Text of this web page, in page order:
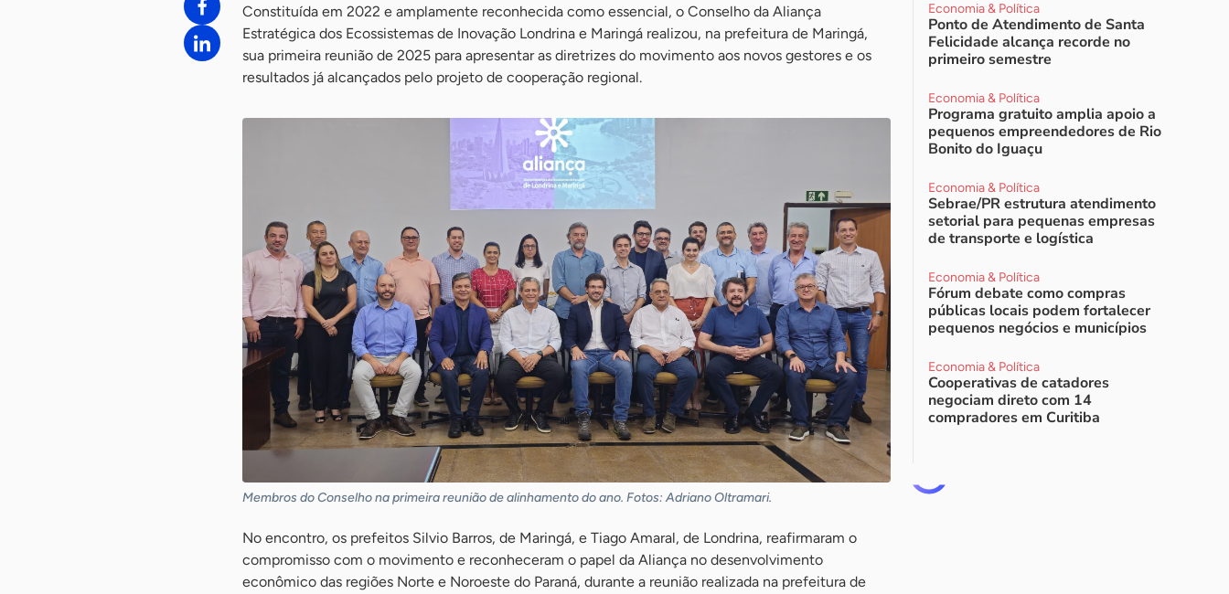
Constituída em 2022 e amplamente reconhecida como essencial, o Conselho da Aliança
Estratégica dos Ecossistemas de Inovação Londrina e Maringá realizou, na prefeitura de Maringá,
sua primeira reunião de 2025 para apresentar as diretrizes do movimento aos novos gestores e os
resultados já alcançados pelo projeto de cooperação regional.
Membros do Conselho na primeira reunião de alinhamento do ano. Fotos: Adriano Oltramari.
No encontro, os prefeitos Silvio Barros, de Maringá, e Tiago Amaral, de Londrina, reafirmaram o
compromisso com o movimento e reconheceram o papel da Aliança no desenvolvimento
econômico das regiões Norte e Noroeste do Paraná, durante a reunião realizada na prefeitura de
Economia & Política
Ponto de Atendimento de Santa
Felicidade alcança recorde no
primeiro semestre
Economia & Política
Programa gratuito amplia apoio a
pequenos empreendedores de Rio
Bonito do Iguaçu
Economia & Política
Sebrae/PR estrutura atendimento
setorial para pequenas empresas
de transporte e logística
Economia & Política
Fórum debate como compras
públicas locais podem fortalecer
pequenos negócios e municípios
Economia & Política
Cooperativas de catadores
negociam direto com 14
compradores em Curitiba